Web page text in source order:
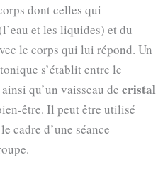
dont celles qui
et les liquides) et du
le corps qui lui répond. Un
s’établit entre le
qu’un vaisseau decristal
être. Il peut être utilisé
cadre d’une séance